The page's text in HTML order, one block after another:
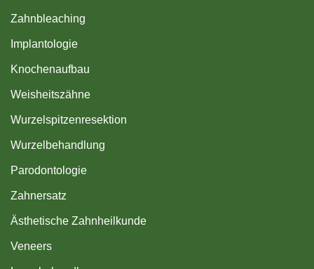
Zahnbleaching
Implantologie
Knochenaufbau
Weisheitszähne
Wurzelspitzenresektion
Wurzelbehandlung
Parodontologie
Zahnersatz
Ästhetische Zahnheilkunde
Veneers